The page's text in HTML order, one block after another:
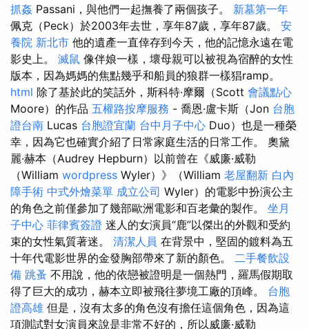
抓姦 Passani，與他們一起撫養了兩個孩子。 新墓第一年
佩克（Peck）於2003年去世，享年87歲，享年87歲。 安
養院 新北市 他的遺產一直倖存到今天，他的記憶永遠在電
影史上。 滅鼠 像伴娘一樣，壞母親可以被視為宿醉的女性
版本，因為媽媽的焦點幾乎和船員的狼群一樣猖ramp。
html 除了基於此的笑話外，斯科特·摩爾（Scott 會議點心
Moore）的作品 五權路按摩服務 - 喬恩·盧卡斯（Jon 台胞
證台南 Lucas 台胞證宜蘭 台中月子中心 Duo）也是一種榮
幸，因為它也確實介紹了日常家庭生活的日常工作。 奧黛
麗·赫本（Audrey Hepburn）以前曾在《威廉·威勒
（William wordpress Wyler）》（William 老屋翻新 白內
障手術 中式外燴菜單 成立公司 Wyler）的電影中扮演公主
的角色之前僅參加了幾部歐洲電影和百老彙的製作。 坐月
子中心 菲律賓簽證 迷人的女演員“鹿”以傑出的外觀和受約
束的女性氣質著迷。 清潔人員 在背景中，堅固的鍍料為五
十年代電影世界的金發胸部帶來了新的顏色。 二手餐飲設
備 跳蚤 不用說，他的依戀被證明是一個熱門，羅馬假期取
得了巨大的成功，赫本立即被飛往夢境工廠的頂峰。 台胞
證高雄 但是，沒有太多的角色沒有擔任這個角色，因為這
項測試對女演員來說是非常不好的，所以威廉·威勒